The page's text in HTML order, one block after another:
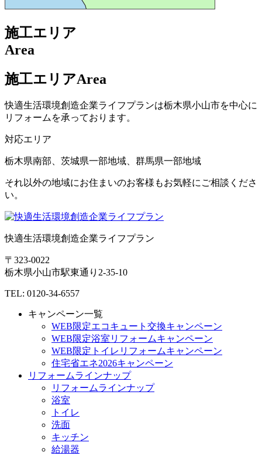
施工エリア
Area
施工エリアArea
快適生活環境創造企業ライフプランは栃木県小山市を中心に
リフォームを承っております。
対応エリア
栃木県南部、茨城県一部地域、群馬県一部地域
それ以外の地域にお住まいのお客様もお気軽にご相談くださ
い。
快適生活環境創造企業ライフプラン
〒323-0022
栃木県小山市駅東通り2-35-10
TEL: 0120-34-6557
キャンペーン一覧
WEB限定エコキュート交換キャンペーン
WEB限定浴室リフォームキャンペーン
WEB限定トイレリフォームキャンペーン
住宅省エネ2026キャンペーン
リフォームラインナップ
リフォームラインナップ
浴室
トイレ
洗面
キッチン
給湯器